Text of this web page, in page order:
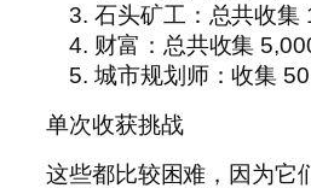
石头矿工：总共收集
财富：总共收集
城市规划师：收集 50
单次收获挑战
这些都比较困难，因为它